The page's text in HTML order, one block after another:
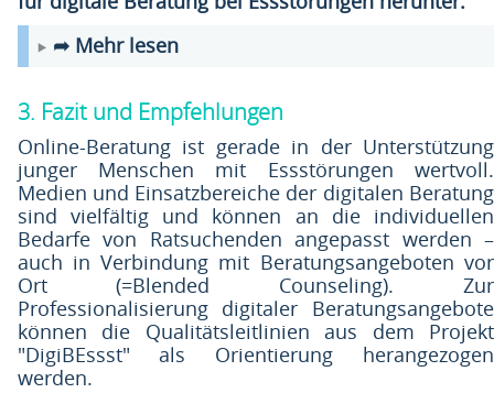
➦ Mehr lesen
3. Fazit und Empfehlungen
Online-Beratung ist gerade in der Unterstützung
junger Menschen mit Essstörungen wertvoll.
Medien und Einsatzbereiche der digitalen Beratung
sind vielfältig und können an die individuellen
Bedarfe von Ratsuchenden angepasst werden –
auch in Verbindung mit Beratungsangeboten vor
Ort (=Blended Counseling). Zur
Professionalisierung digitaler Beratungsangebote
können die Qualitätsleitlinien aus dem Projekt
"DigiBEssst" als Orientierung herangezogen
werden.